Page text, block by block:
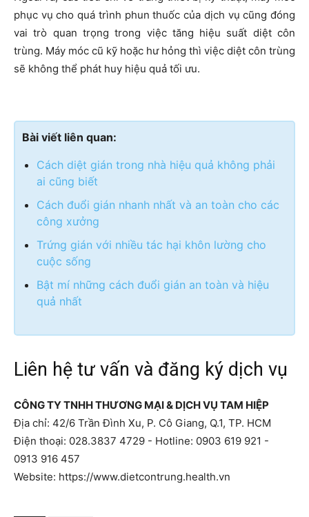
phục vụ cho quá trình phun thuốc của dịch vụ cũng đóng
vai trò quan trọng trong việc tăng hiệu suất diệt côn
trùng. Máy móc cũ kỹ hoặc hư hỏng thì việc diệt côn trùng
sẽ không thể phát huy hiệu quả tối ưu.
Bài viết liên quan:
Cách diệt gián trong nhà hiệu quả không phải
ai cũng biết
Cách đuổi gián nhanh nhất và an toàn cho các
công xưởng
Trứng gián với nhiều tác hại khôn lường cho
cuộc sống
Bật mí những cách đuổi gián an toàn và hiệu
quả nhất
Liên hệ tư vấn và đăng ký dịch vụ
CÔNG TY TNHH THƯƠNG MẠI & DỊCH VỤ TAM HIỆP
Địa chỉ: 42/6 Trần Đình Xu, P. Cô Giang, Q.1, TP. HCM
Điện thoại: 028.3837 4729 - Hotline: 0903 619 921 -
0913 916 457
Website: https://www.dietcontrung.health.vn